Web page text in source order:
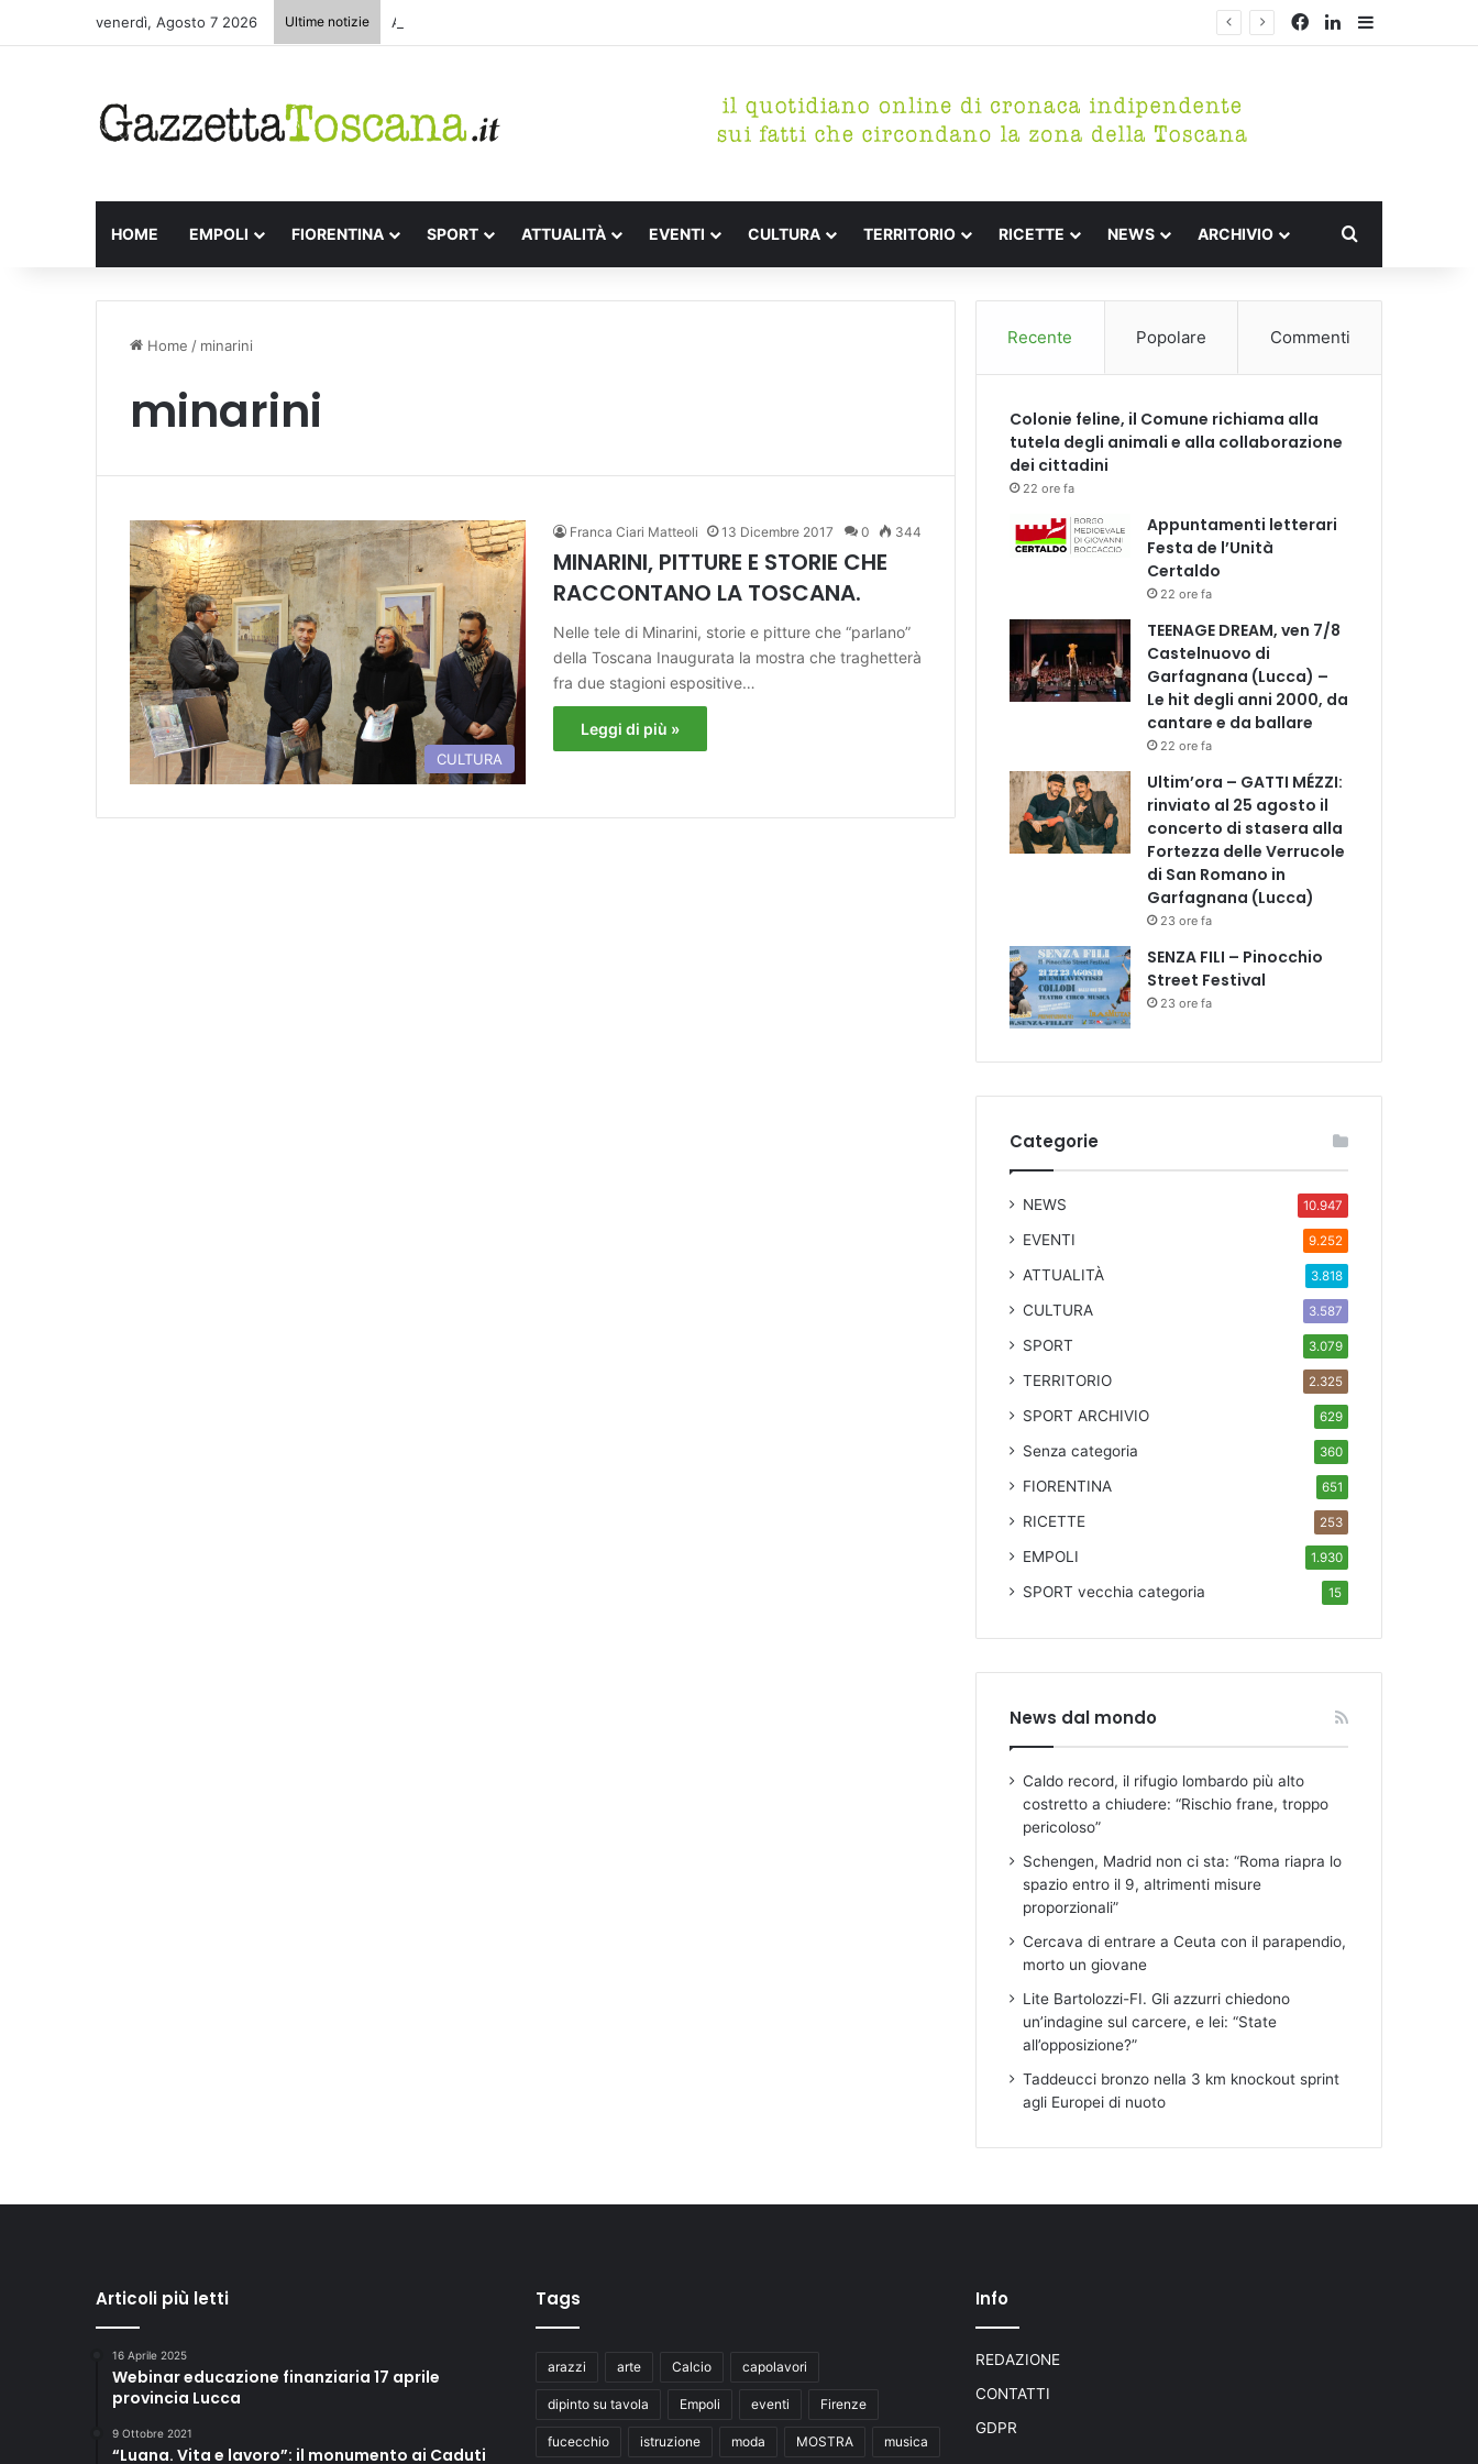
venerdì, Agosto 7 2026 Ultime notizie Appuntamenti letterari Festa de l’Unità Certaldo Facebook
LinkedIn
HOME EMPOLI FIORENTINA SPORT ATTUALITÀ EVENTI CULTURA TERRITORIO RICETTE NEWS ARCHIVIO
Home / minarini
minarini
CULTURA
Franca Ciari Matteoli 13 Dicembre 2017 0 344
MINARINI, PITTURE E STORIE CHE
RACCONTANO LA TOSCANA.
Nelle tele di Minarini, storie e pitture che “parlano”
della Toscana Inaugurata la mostra che traghetterà
fra due stagioni espositive…
Leggi di più »
Recente Popolare Commenti
Colonie feline, il Comune richiama alla
tutela degli animali e alla collaborazione
dei cittadini
22 ore fa
Appuntamenti letterari
Festa de l’Unità
Certaldo
22 ore fa
TEENAGE DREAM, ven 7/8
Castelnuovo di
Garfagnana (Lucca) –
Le hit degli anni 2000, da
cantare e da ballare
22 ore fa
Ultim’ora – GATTI MÉZZI:
rinviato al 25 agosto il
concerto di stasera alla
Fortezza delle Verrucole
di San Romano in
Garfagnana (Lucca)
23 ore fa
SENZA FILI – Pinocchio
Street Festival
23 ore fa
Categorie
NEWS 10.947
EVENTI 9.252
ATTUALITÀ 3.818
CULTURA 3.587
SPORT 3.079
TERRITORIO 2.325
SPORT ARCHIVIO 629
Senza categoria 360
FIORENTINA 651
RICETTE 253
EMPOLI 1.930
SPORTvecchia categoria 15
News dal mondo
Caldo record, il rifugio lombardo più alto
costretto a chiudere: “Rischio frane, troppo
pericoloso”
Schengen, Madrid non ci sta: “Roma riapra lo
spazio entro il 9, altrimenti misure
proporzionali”
Cercava di entrare a Ceuta con il parapendio,
morto un giovane
Lite Bartolozzi-FI. Gli azzurri chiedono
un’indagine sul carcere, e lei: “State
all’opposizione?”
Taddeucci bronzo nella 3 km knockout sprint
agli Europei di nuoto
Articoli più letti
16 Aprile 2025
Webinar educazione finanziaria 17 aprile
provincia Lucca
9 Ottobre 2021
“Luana. Vita e lavoro”: il monumento ai Caduti
Tags
arazzi arte Calcio capolavori
dipinto su tavola Empoli eventi Firenze
fucecchio istruzione moda MOSTRA musica
Info
REDAZIONE
CONTATTI
GDPR